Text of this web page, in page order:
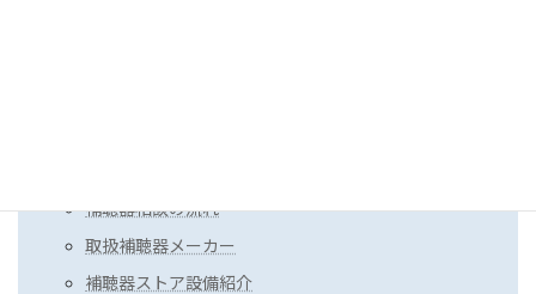
補聴器相談の流れ
取扱補聴器メーカー
補聴器ストア設備紹介